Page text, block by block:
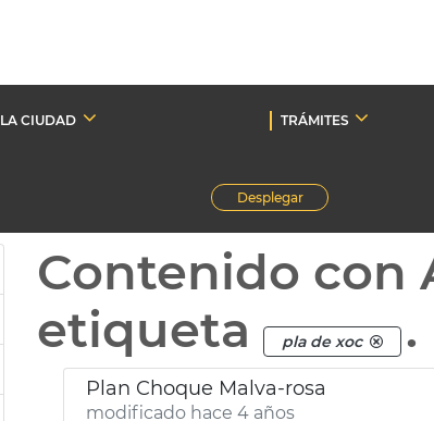
LA CIUDAD TRÁMITES
Desplegar
Contenido con
etiqueta
pla de xoc .
Plan Choque Malva-rosa
modificado hace 4 años